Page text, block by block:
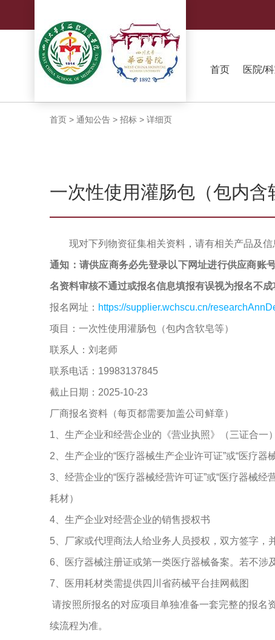
首页 医院/
首页 > 通知公告 > 招标 > 详细页
一次性使用灌肠包（包内含
现对下列物资征集相关资料，请有相关产品及
通知：请供应商务必先登录以下网址进行供应商账
名资料审核不通过或报名信息填报有误视为报名不成
报名网址： https://supplier.wchscu.cn/
项目：一次性使用灌肠包（包内含软皂等）
联系人：刘老师
联系电话：19983137845
截止日期：2025-10-23
厂商报名资料（每页都需要加盖公司鲜章）
1、生产企业和经营企业的《营业执照》（三证合一）
2、生产企业的“医疗器械生产企业许可证”或“医疗器
3、经营企业的“医疗器械经营许可证”或“医疗器械
耗材）
4、生产企业对经营企业的销售授权书
5、厂家或代理商法人给业务人员授权，双方签字，
6、医疗器械注册证或第一类医疗器械备案。若不涉
7、医用耗材类需提供四川省药械平台挂网截图
请按照所报名的对应项目单独准备一套完整的报名
续流程为准。